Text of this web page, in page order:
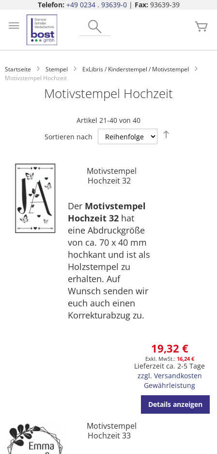
Telefon: +49 0234 . 93639-0| Fax: 93639-39
springen
Startseite Stempel
ExLibris / Kinderstempel / Motivstempel
Motivstempel Hochzeit
Motivstempel Hochzeit
Artikel 21-40 von 40
Sortieren nach
Motivstempel
Hochzeit 32
Der Motivstempel
Hochzeit 32 hat
eine Abdruckgröße
von ca. 70 x 40 mm
hochkant und ist als
Holzstempel zu
erhalten. Auf
Wunsch senden wir
euch auch einen
Korrekturabzug zu.
19,32 €
16,24 €
Lieferzeit ca. 2-5 Tage
zzgl. Versandkosten
Gewährleistung
Details anzeigen
Motivstempel
Hochzeit 33